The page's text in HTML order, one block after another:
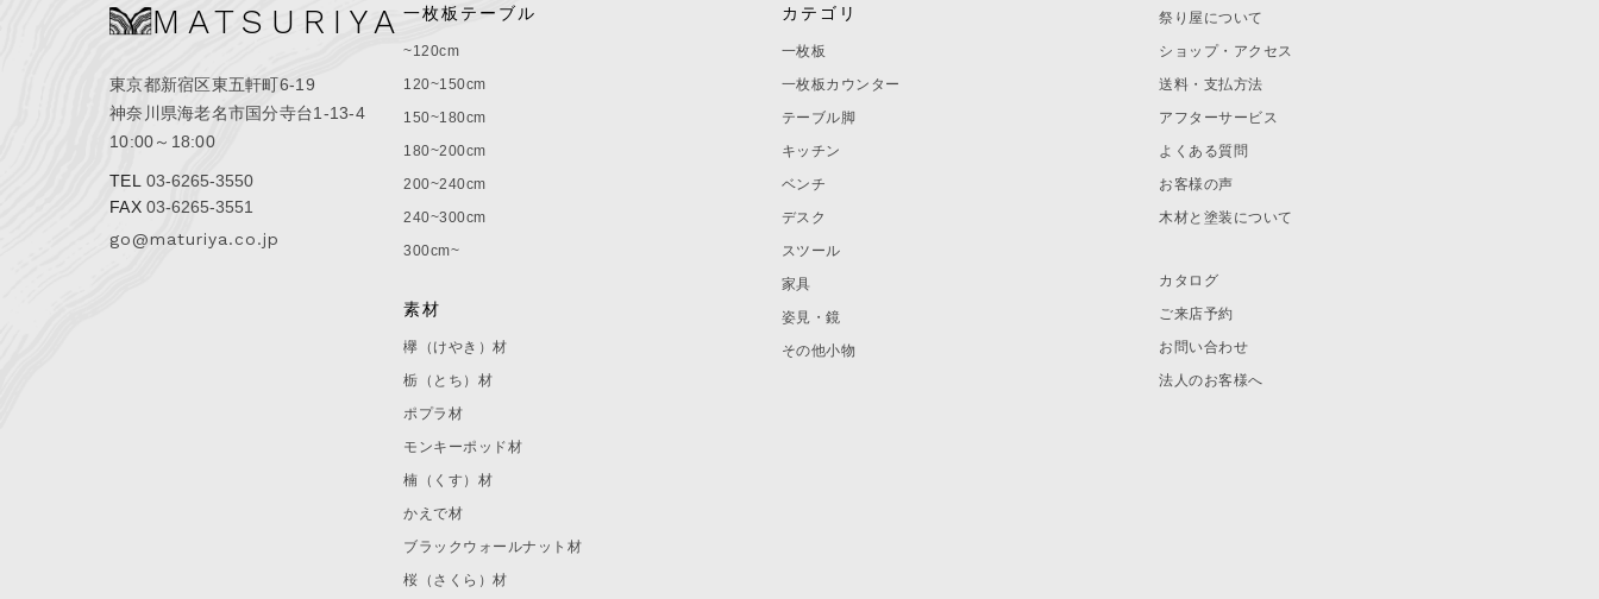
MATSURIYA
東京都新宿区東五軒町6-19
神奈川県海老名市国分寺台1-13-4
10:00～18:00
TEL 03-6265-3550
FAX 03-6265-3551
go@maturiya.co.jp
一枚板テーブル
~120cm
120~150cm
150~180cm
180~200cm
200~240cm
240~300cm
300cm~
素材
欅（けやき）材
栃（とち）材
ポプラ材
モンキーポッド材
楠（くす）材
かえで材
ブラックウォールナット材
桜（さくら）材
カテゴリ
一枚板
一枚板カウンター
テーブル脚
キッチン
ベンチ
デスク
スツール
家具
姿見・鏡
その他小物
祭り屋について
ショップ・アクセス
送料・支払方法
アフターサービス
よくある質問
お客様の声
木材と塗装について
カタログ
ご来店予約
お問い合わせ
法人のお客様へ